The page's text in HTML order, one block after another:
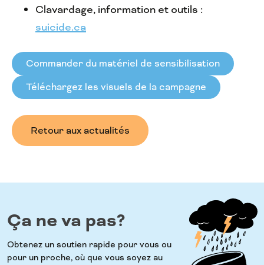
Clavardage, information et outils :
suicide.ca
Commander du matériel de sensibilisation
Téléchargez les visuels de la campagne
Retour aux actualités
Ça ne va pas?
Obtenez un soutien rapide pour vous ou
pour un proche, où que vous soyez au